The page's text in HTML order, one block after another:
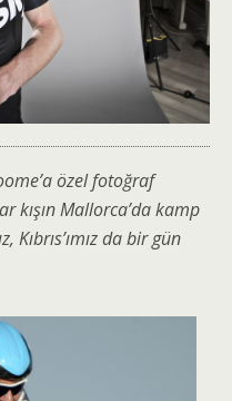
özel fotoğraf
kışın Mallorca’da kamp
Kıbrıs’ımız da bir gün